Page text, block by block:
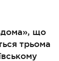
що
трьома